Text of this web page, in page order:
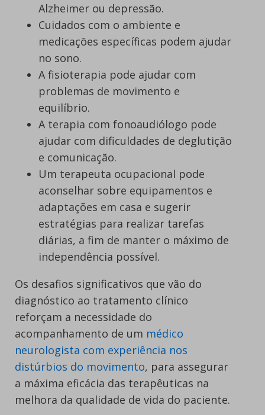
Alzheimer ou depressão.
Cuidados com o ambiente e
medicações específicas podem ajudar
no sono.
A fisioterapia pode ajudar com
problemas de movimento e
equilíbrio.
A terapia com fonoaudiólogo pode
ajudar com dificuldades de deglutição
e comunicação.
Um terapeuta ocupacional pode
aconselhar sobre equipamentos e
adaptações em casa e sugerir
estratégias para realizar tarefas
diárias, a fim de manter o máximo de
independência possível.
Os desafios significativos que vão do
diagnóstico ao tratamento clínico
reforçam a necessidade do
acompanhamento de um médico
neurologista com experiência nos
distúrbios do movimento, para assegurar
a máxima eficácia das terapêuticas na
melhora da qualidade de vida do paciente.